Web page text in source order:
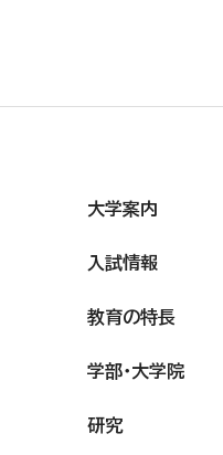
大学案内
入試情報
教育の特長
学部・大学院
研究